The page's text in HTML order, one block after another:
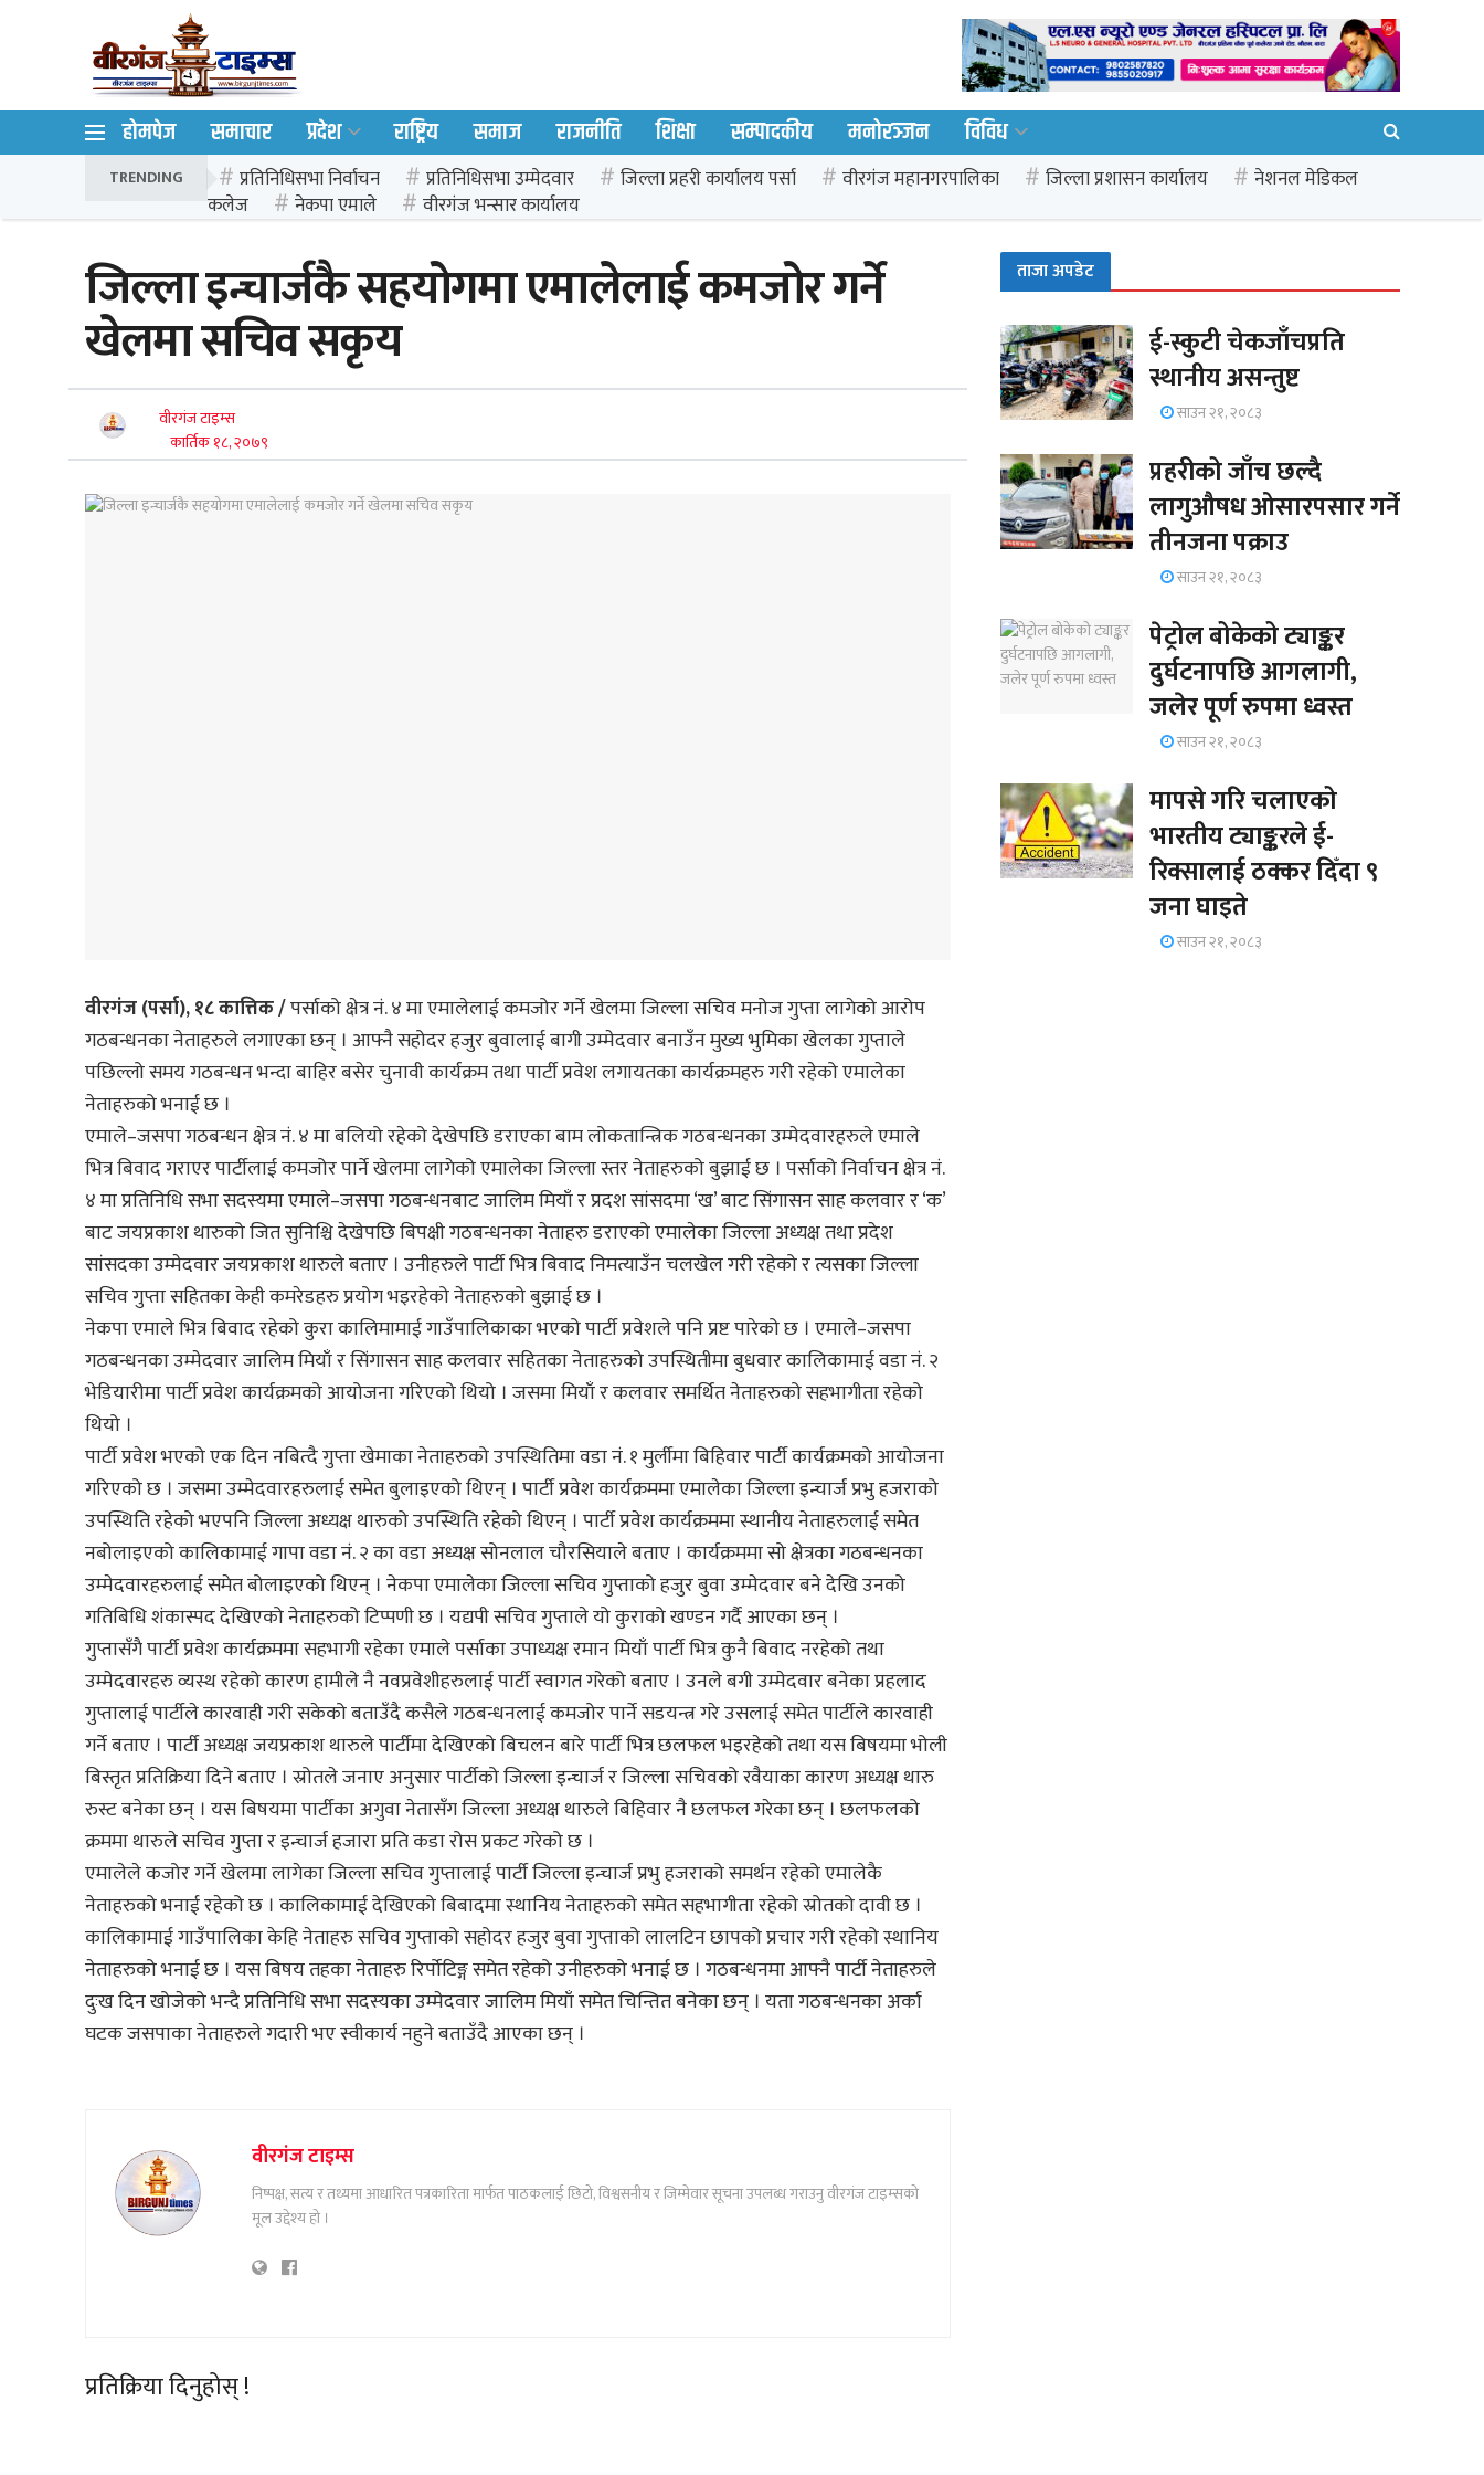
होमपेज समाचार प्रदेश राष्ट्रिय समाज राजनीति शिक्षा सम्पादकीय मनोरञ्जन विविध
TRENDING प्रतिनिधिसभा निर्वाचन प्रतिनिधिसभा उम्मेदवार जिल्ला प्रहरी कार्यालय पर्सा वीरगंज महानगरपालिका जिल्ला प्रशासन कार्यालय
नेशनल मेडिकल
कलेज
नेकपा एमाले वीरगंज भन्सार कार्यालय
जिल्ला इन्चार्जकै सहयोगमा एमालेलाई कमजोर गर्ने
खेलमा सचिव सकृय
वीरगंज टाइम्स
कार्तिक १८, २०७९
वीरगंज (पर्सा), १८ कात्तिक /पर्साको क्षेत्र नं. ४ मा एमालेलाई कमजोर गर्ने खेलमा जिल्ला सचिव मनोज गुप्ता लागेको आरोप
गठबन्धनका नेताहरुले लगाएका छन् । आफ्नै सहोदर हजुर बुवालाई बागी उम्मेदवार बनाउँन मुख्य भुमिका खेलका गुप्ताले
पछिल्लो समय गठबन्धन भन्दा बाहिर बसेर चुनावी कार्यक्रम तथा पार्टी प्रवेश लगायतका कार्यक्रमहरु गरी रहेको एमालेका
नेताहरुको भनाई छ ।
एमाले–जसपा गठबन्धन क्षेत्र नं. ४ मा बलियो रहेको देखेपछि डराएका बाम लोकतान्त्रिक गठबन्धनका उम्मेदवारहरुले एमाले
भित्र बिवाद गराएर पार्टीलाई कमजोर पार्ने खेलमा लागेको एमालेका जिल्ला स्तर नेताहरुको बुझाई छ । पर्साको निर्वाचन क्षेत्र नं.
४ मा प्रतिनिधि सभा सदस्यमा एमाले–जसपा गठबन्धनबाट जालिम मियाँ र प्रदश सांसदमा ‘ख’ बाट सिंगासन साह कलवार र ‘क’
बाट जयप्रकाश थारुको जित सुनिश्चि देखेपछि बिपक्षी गठबन्धनका नेताहरु डराएको एमालेका जिल्ला अध्यक्ष तथा प्रदेश
सांसदका उम्मेदवार जयप्रकाश थारुले बताए । उनीहरुले पार्टी भित्र बिवाद निमत्याउँन चलखेल गरी रहेको र त्यसका जिल्ला
सचिव गुप्ता सहितका केही कमरेडहरु प्रयोग भइरहेको नेताहरुको बुझाई छ ।
नेकपा एमाले भित्र बिवाद रहेको कुरा कालिमामाई गाउँपालिकाका भएको पार्टी प्रवेशले पनि प्रष्ट पारेको छ । एमाले–जसपा
गठबन्धनका उम्मेदवार जालिम मियाँ र सिंगासन साह कलवार सहितका नेताहरुको उपस्थितीमा बुधवार कालिकामाई वडा नं. २
भेडियारीमा पार्टी प्रवेश कार्यक्रमको आयोजना गरिएको थियो । जसमा मियाँ र कलवार समर्थित नेताहरुको सहभागीता रहेको
थियो ।
पार्टी प्रवेश भएको एक दिन नबित्दै गुप्ता खेमाका नेताहरुको उपस्थितिमा वडा नं. १ मुर्लीमा बिहिवार पार्टी कार्यक्रमको आयोजना
गरिएको छ । जसमा उम्मेदवारहरुलाई समेत बुलाइएको थिएन् । पार्टी प्रवेश कार्यक्रममा एमालेका जिल्ला इन्चार्ज प्रभु हजराको
उपस्थिति रहेको भएपनि जिल्ला अध्यक्ष थारुको उपस्थिति रहेको थिएन् । पार्टी प्रवेश कार्यक्रममा स्थानीय नेताहरुलाई समेत
नबोलाइएको कालिकामाई गापा वडा नं. २ का वडा अध्यक्ष सोनलाल चौरसियाले बताए । कार्यक्रममा सो क्षेत्रका गठबन्धनका
उम्मेदवारहरुलाई समेत बोलाइएको थिएन् । नेकपा एमालेका जिल्ला सचिव गुप्ताको हजुर बुवा उम्मेदवार बने देखि उनको
गतिबिधि शंकास्पद देखिएको नेताहरुको टिप्पणी छ । यद्यपी सचिव गुप्ताले यो कुराको खण्डन गर्दै आएका छन् ।
गुप्तासँगै पार्टी प्रवेश कार्यक्रममा सहभागी रहेका एमाले पर्साका उपाध्यक्ष रमान मियाँ पार्टी भित्र कुनै बिवाद नरहेको तथा
उम्मेदवारहरु व्यस्थ रहेको कारण हामीले नै नवप्रवेशीहरुलाई पार्टी स्वागत गरेको बताए । उनले बगी उम्मेदवार बनेका प्रहलाद
गुप्तालाई पार्टीले कारवाही गरी सकेको बताउँदै कसैले गठबन्धनलाई कमजोर पार्ने सडयन्त्र गरे उसलाई समेत पार्टीले कारवाही
गर्ने बताए । पार्टी अध्यक्ष जयप्रकाश थारुले पार्टीमा देखिएको बिचलन बारे पार्टी भित्र छलफल भइरहेको तथा यस बिषयमा भोली
बिस्तृत प्रतिक्रिया दिने बताए । स्रोतले जनाए अनुसार पार्टीको जिल्ला इन्चार्ज र जिल्ला सचिवको रवैयाका कारण अध्यक्ष थारु
रुस्ट बनेका छन् । यस बिषयमा पार्टीका अगुवा नेतासँग जिल्ला अध्यक्ष थारुले बिहिवार नै छलफल गरेका छन् । छलफलको
क्रममा थारुले सचिव गुप्ता र इन्चार्ज हजारा प्रति कडा रोस प्रकट गरेको छ ।
एमालेले कजोर गर्ने खेलमा लागेका जिल्ला सचिव गुप्तालाई पार्टी जिल्ला इन्चार्ज प्रभु हजराको समर्थन रहेको एमालेकै
नेताहरुको भनाई रहेको छ । कालिकामाई देखिएको बिबादमा स्थानिय नेताहरुको समेत सहभागीता रहेको स्रोतको दावी छ ।
कालिकामाई गाउँपालिका केहि नेताहरु सचिव गुप्ताको सहोदर हजुर बुवा गुप्ताको लालटिन छापको प्रचार गरी रहेको स्थानिय
नेताहरुको भनाई छ । यस बिषय तहका नेताहरु रिर्पोटिङ्ग समेत रहेको उनीहरुको भनाई छ । गठबन्धनमा आफ्नै पार्टी नेताहरुले
दुःख दिन खोजेको भन्दै प्रतिनिधि सभा सदस्यका उम्मेदवार जालिम मियाँ समेत चिन्तित बनेका छन् । यता गठबन्धनका अर्का
घटक जसपाका नेताहरुले गदारी भए स्वीकार्य नहुने बताउँदै आएका छन् ।
वीरगंज टाइम्स
निष्पक्ष, सत्य र तथ्यमा आधारित पत्रकारिता मार्फत पाठकलाई छिटो, विश्वसनीय र जिम्मेवार सूचना उपलब्ध गराउनु वीरगंज टाइम्सको
मूल उद्देश्य हो ।
प्रतिक्रिया दिनुहोस् !
ताजा अपडेट
ई-स्कुटी चेकजाँचप्रति
स्थानीय असन्तुष्ट
साउन २१, २०८३
प्रहरीको जाँच छल्दै
लागुऔषध ओसारपसार गर्ने
तीनजना पक्राउ
साउन २१, २०८३
पेट्रोल बोकेको ट्याङ्कर
दुर्घटनापछि आगलागी,
जलेर पूर्ण रुपमा ध्वस्त
साउन २१, २०८३
मापसे गरि चलाएको
भारतीय ट्याङ्करले ई-
रिक्सालाई ठक्कर दिँदा ९
जना घाइते
साउन २१, २०८३